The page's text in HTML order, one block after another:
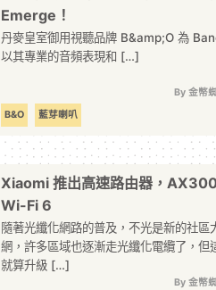
Emerge！
丹麥皇室御用視聽品牌 B&amp;O 為
以其專業的音頻表現和 […]
By 金幣
B&O
藍芽喇叭
Xiaomi 推出高速路由器，
Wi-Fi 6
隨著光纖化網路的普及，不光是新的社區
網，許多區域也逐漸走光纖化電纜了，但
就算升級 […]
By 金幣